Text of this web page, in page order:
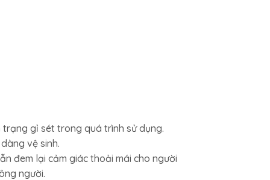
gỉ sét trong quá trình sử dụng.
vệ sinh.
đem lại cảm giác thoải mái cho người
người.